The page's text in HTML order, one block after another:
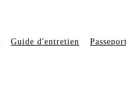
Guide d'entretien